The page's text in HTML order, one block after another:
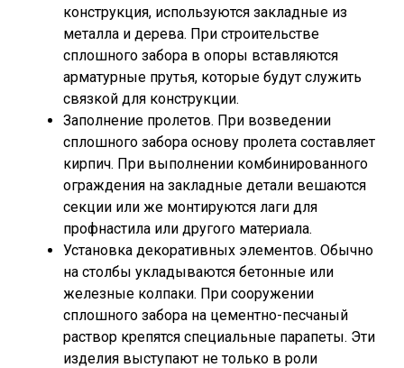
конструкция, используются закладные из
металла и дерева. При строительстве
сплошного забора в опоры вставляются
арматурные прутья, которые будут служить
связкой для конструкции.
Заполнение пролетов. При возведении
сплошного забора основу пролета составляет
кирпич. При выполнении комбинированного
ограждения на закладные детали вешаются
секции или же монтируются лаги для
профнастила или другого материала.
Установка декоративных элементов. Обычно
на столбы укладываются бетонные или
железные колпаки. При сооружении
сплошного забора на цементно-песчаный
раствор крепятся специальные парапеты. Эти
изделия выступают не только в роли